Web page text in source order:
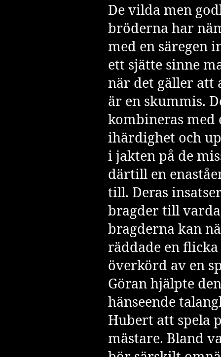
De vilda men
bröderna har
med en säregen
ett sjätte sinne
när det gäller att
är en skummis.
kombineras med
ihärdighet och
i jakten på de
därtill en
till. Deras
bragder till
bragderna kan
räddade en
överkörd av en
Göran hjälpte
hänseende
Hubert att spela
mästare. Bland